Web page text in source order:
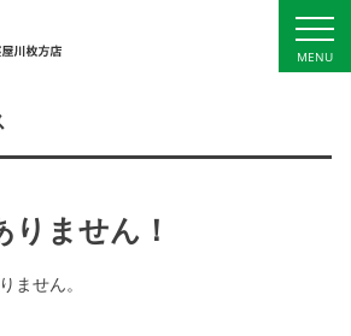
MENU
店舗概要・アクセス
りません！
ません。